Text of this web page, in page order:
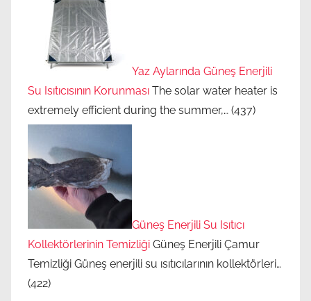
Yaz Aylarında Güneş Enerjili
Su Isıtıcısının Korunması The solar water heater is
extremely efficient during the summer,… (437)
Güneş Enerjili Su Isıtıcı
Kollektörlerinin Temizliği Güneş Enerjili Çamur
Temizliği Güneş enerjili su ısıtıcılarının kollektörleri…
(422)